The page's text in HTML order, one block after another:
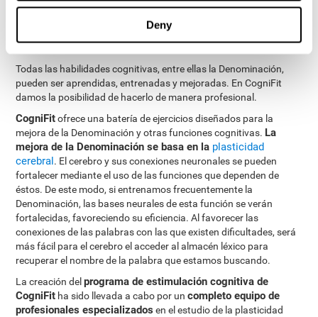
Deny
¿Cómo mejorar la capacidad de
Denominación?
Todas las habilidades cognitivas, entre ellas la Denominación,
pueden ser aprendidas, entrenadas y mejoradas. En CogniFit
damos la posibilidad de hacerlo de manera profesional.
CogniFitofrece una batería de ejercicios diseñados para la
mejora de la Denominación y otras funciones cognitivas. La
mejora de la Denominación se basa en la plasticidad
cerebral. El cerebro y sus conexiones neuronales se pueden
fortalecer mediante el uso de las funciones que dependen de
éstos. De este modo, si entrenamos frecuentemente la
Denominación, las bases neurales de esta función se verán
fortalecidas, favoreciendo su eficiencia. Al favorecer las
conexiones de las palabras con las que existen dificultades, será
más fácil para el cerebro el acceder al almacén léxico para
recuperar el nombre de la palabra que estamos buscando.
La creación delprograma de estimulación cognitiva de
CogniFit ha sido llevada a cabo por uncompleto equipo de
profesionales especializados en el estudio de la plasticidad